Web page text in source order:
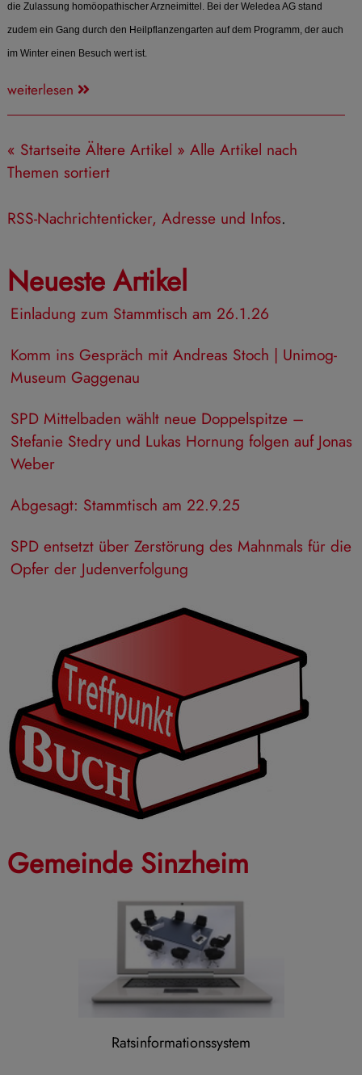
die Zulassung homöopathischer Arzneimittel. Bei der Weledea AG stand
zudem ein Gang durch den Heilpflanzengarten auf dem Programm, der auch
im Winter einen Besuch wert ist.
weiterlesen
« Startseite Ältere Artikel » Alle Artikel nach
Themen sortiert
RSS-Nachrichtenticker, Adresse und Infos.
Neueste Artikel
Einladung zum Stammtisch am 26.1.26
Komm ins Gespräch mit Andreas Stoch | Unimog-
Museum Gaggenau
SPD Mittelbaden wählt neue Doppelspitze –
Stefanie Stedry und Lukas Hornung folgen auf Jonas
Weber
Abgesagt: Stammtisch am 22.9.25
SPD entsetzt über Zerstörung des Mahnmals für die
Opfer der Judenverfolgung
Gemeinde Sinzheim
Ratsinformationssystem